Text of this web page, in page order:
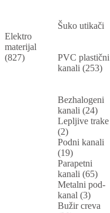
Elektro
materijal
(827)
Šuko utikači
PVC plastični
kanali (253)
Bezhalogeni
kanali (24)
Lepljive trake
(2)
Podni kanali
(19)
Parapetni
kanali (65)
Metalni pod-
kanal (3)
Bužir creva